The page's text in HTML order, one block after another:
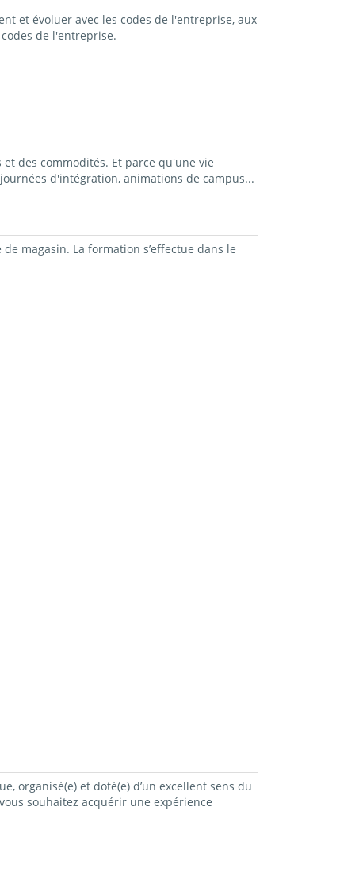
et évoluer avec les codes de l'entreprise, aux
de l'entreprise.
des commodités. Et parce qu'une vie
d'intégration, animations de campus...
magasin. La formation s’effectue dans le
organisé(e) et doté(e) d’un excellent sens du
souhaitez acquérir une expérience